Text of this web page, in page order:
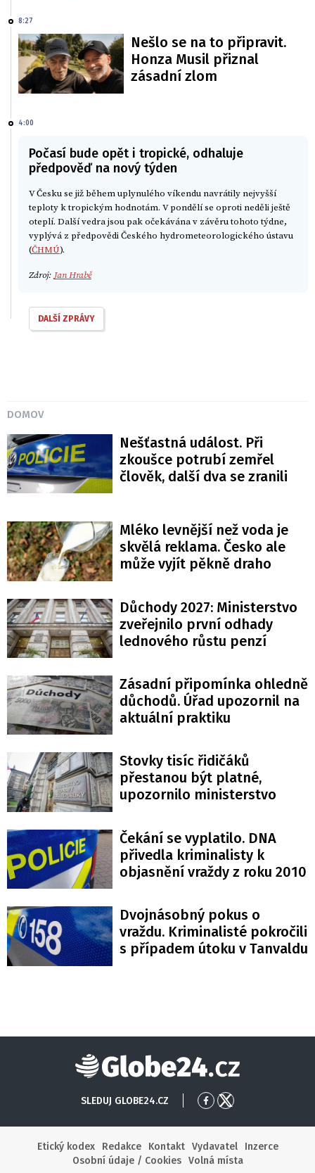
8:27
Nešlo se na to připravit.
Honza Musil přiznal
zásadní zlom
4:00
Počasí bude opět i tropické, odhaluje
předpověď na nový týden
V Česku se již během uplynulého víkendu navrátily nejvyšší
teploty k tropickým hodnotám. V pondělí se oproti neděli ještě
oteplí. Další vedra jsou pak očekávána v závěru tohoto týdne,
vyplývá z předpovědi Českého hydrometeorologického ústavu
(ČHMÚ).
Zdroj: Jan Hrabě
DALŠÍ ZPRÁVY
DOMOV
Nešťastná událost. Při
zkoušce potrubí zemřel
člověk, další dva se zranili
Mléko levnější než voda je
skvělá reklama. Česko ale
může vyjít pěkně draho
Důchody 2027: Ministerstvo
zveřejnilo první odhady
lednového růstu penzí
Zásadní připomínka ohledně
důchodů. Úřad upozornil na
aktuální praktiku
Stovky tisíc řidičáků
přestanou být platné,
upozornilo ministerstvo
Čekání se vyplatilo. DNA
přivedla kriminalisty k
objasnění vraždy z roku 2010
Dvojnásobný pokus o
vraždu. Kriminalisté pokročili
s případem útoku v Tanvaldu
Globe24
SLEDUJ GLOBE24.CZ
Přejít
Facebook
Přejít
X
Etický kodex
Redakce Kontakt Vydavatel
Inzerce
Osobní údaje / Cookies
Volná místa